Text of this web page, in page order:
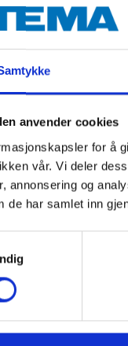
anvender cookies
for å
vår. Vi deler
annonsering og
de har samlet inn